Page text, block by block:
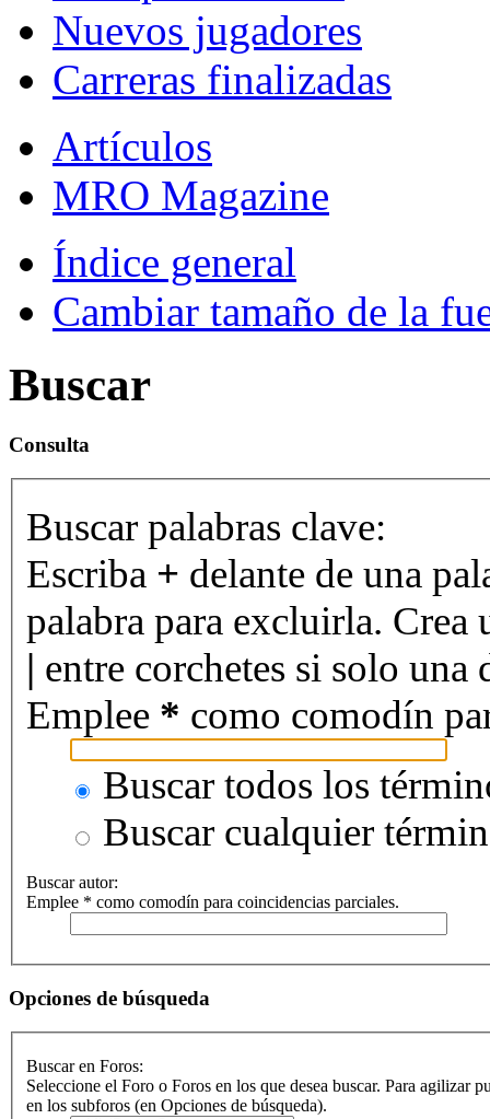
Nuevos jugadores
Carreras finalizadas
Artículos
MRO Magazine
Índice general
Cambiar tamaño de la
Buscar
Consulta
Buscar palabras clave:
Escriba + delante de una
palabra para excluirla. Crea
| entre corchetes si solo una
Emplee * como comodín
Buscar todos los
Buscar cualquier
Buscar autor:
Emplee * como comodín para coincidencias parciales.
Opciones de búsqueda
Buscar en Foros:
Seleccione el Foro o Foros en los que desea buscar. Para agilizar
en los subforos (en Opciones de búsqueda).